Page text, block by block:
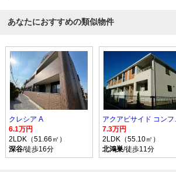
あなたにおすすめの類似物件
クレシア A
6.1万円
2LDK（51.66㎡）
深谷/徒歩16分
アク
7.3万円
2LDK（55.10㎡）
北鴻巣/徒歩11分